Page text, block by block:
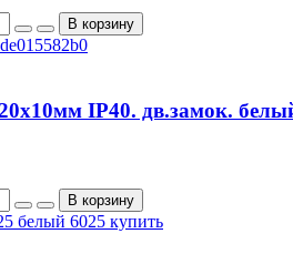
IP40. дв.замок.